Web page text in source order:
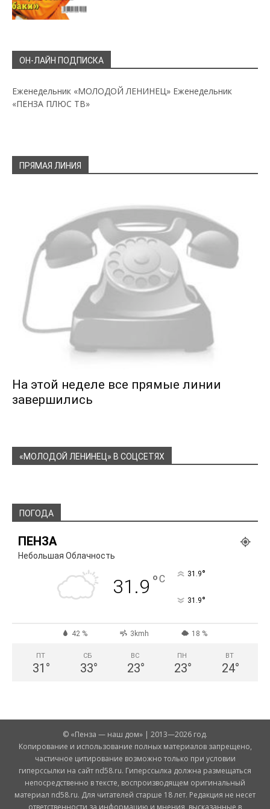
ОН-ЛАЙН ПОДПИСКА
Еженедельник «МОЛОДОЙ ЛЕНИНЕЦ» Еженедельник
«ПЕНЗА ПЛЮС ТВ»
ПРЯМАЯ ЛИНИЯ
На этой неделе все прямые линии
завершились
«МОЛОДОЙ ЛЕНИНЕЦ» В СОЦСЕТЯХ
ПОГОДА
ПЕНЗА
Небольшая Облачность
31.9 °C 31.9°
31.9°
42 % 3kmh 18 %
ПТ
31 °
СБ
33°
ВС
23°
ПН
23°
ВТ
24°
© «Пенза — наш дом» | 2013—2026 год.
Копирование и использование полных материалов запрещено,
частичное цитирование возможно только при условии
гиперссылки на сайт nd58.ru. Гиперссылка должна размещаться
непосредственно в тексте, воспроизводящем оригинальный
материал nd58.ru. Для читателей старше 18 лет. Редакция не несет
ответственности за информацию и мнения, высказанные в